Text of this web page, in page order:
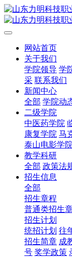
网站首页
关于我们
学院领导 学
采 联系我们
新闻中心
全部 学院动
二级学院
中医药学院
康复学院 马
泰山电影学院
教学科研
全部 政策法
招生信息
全部
招生章程
普通类招生
招生计划
统招计划 往
招生简章 成
号 奖学政策